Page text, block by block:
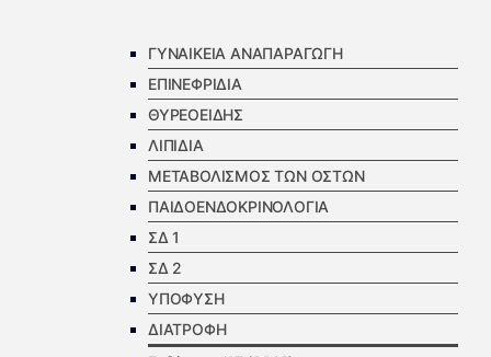
ΓΥΝΑΙΚΕΙΑ ΑΝΑΠΑΡΑΓΩΓΗ
ΕΠΙΝΕΦΡΙΔΙΑ
ΘΥΡΕΟΕΙΔΗΣ
ΛΙΠΙΔΙΑ
ΜΕΤΑΒΟΛΙΣΜΟΣ ΤΩΝ ΟΣΤΩΝ
ΠΑΙΔΟΕΝΔΟΚΡΙΝΟΛΟΓΙΑ
ΣΔ 1
ΣΔ 2
ΥΠΟΦΥΣΗ
ΔΙΑΤΡΟΦΗ